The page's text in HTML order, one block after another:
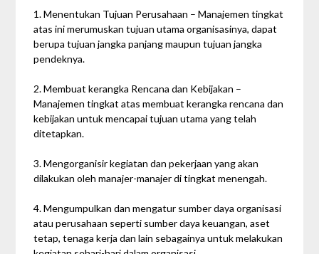
1. Menentukan Tujuan Perusahaan – Manajemen tingkat
atas ini merumuskan tujuan utama organisasinya, dapat
berupa tujuan jangka panjang maupun tujuan jangka
pendeknya.
2. Membuat kerangka Rencana dan Kebijakan –
Manajemen tingkat atas membuat kerangka rencana dan
kebijakan untuk mencapai tujuan utama yang telah
ditetapkan.
3. Mengorganisir kegiatan dan pekerjaan yang akan
dilakukan oleh manajer-manajer di tingkat menengah.
4. Mengumpulkan dan mengatur sumber daya organisasi
atau perusahaan seperti sumber daya keuangan, aset
tetap, tenaga kerja dan lain sebagainya untuk melakukan